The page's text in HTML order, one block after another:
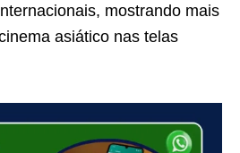
mostrando mais
asiático nas telas